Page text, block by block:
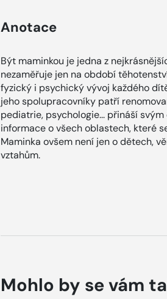
Anotace
Být maminkou je jedna z
nezaměřuje jen na období
fyzický i psychický vývoj každého
jeho spolupracovníky patří
pediatrie, psychologie... přináší
informace o všech oblastech, které
Maminka ovšem není jen o dětech,
vztahům.
Mohlo by se vám